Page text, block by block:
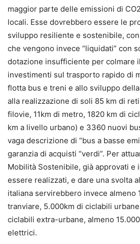
maggior parte delle emissioni di
locali. Esse dovrebbero essere le
sviluppo resiliente e sostenibile,
che vengono invece “liquidati” con
dotazione insufficiente per colmare
investimenti sul trasporto rapido di
flotta bus e treni e allo sviluppo
alla realizzazione di soli 85 km di
filovie, 11km di metro, 1820 km di
km a livello urbano) e 3360 nuovi
vaga descrizione di “bus a basse
garanzia di acquisti “verdi”. Per
Mobilità Sostenibile, già approvati e
essere realizzati, e dare una svolta
italiana servirebbero invece almeno
tranviare, 5.000km di ciclabili
ciclabili extra-urbane, almeno
elettrici.